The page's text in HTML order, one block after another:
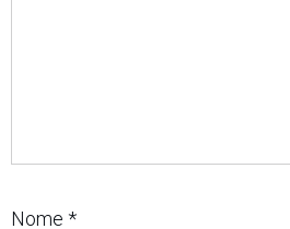
Nome *